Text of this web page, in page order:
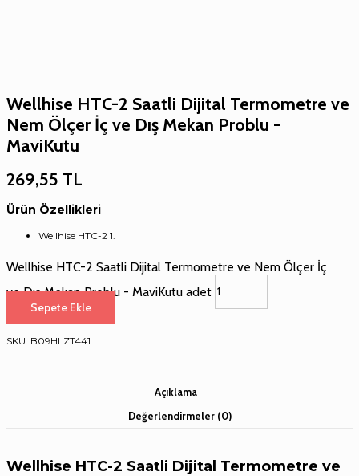
Wellhise HTC-2 Saatli Dijital Termometre ve
Nem Ölçer İç ve Dış Mekan Problu -
MaviKutu
269,55 TL
Ürün Özellikleri
Wellhise HTC-2 1.
Wellhise HTC-2 Saatli Dijital Termometre ve Nem Ölçer İç
ve Dış Mekan Problu - MaviKutu adet
Sepete Ekle
SKU: B09HLZT441
Açıklama
Değerlendirmeler (0)
Wellhise HTC-2 Saatli Dijital Termometre ve